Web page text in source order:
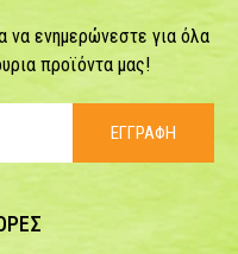
να ενημερώνεστε για όλα
προϊόντα μας!
ΕΓΓΡΑΦΗ